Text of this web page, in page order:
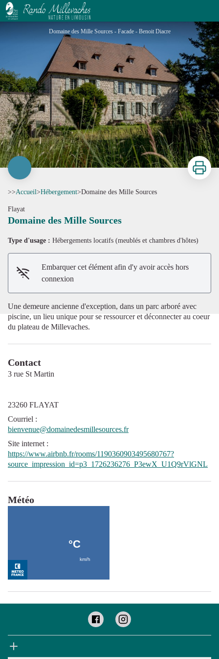
Domaine des Mille Sources
Domaine des Mille Sources - Facade - Benoit Diacre
Voir l'image en plein écran
Imprimer
>>Accueil>Hébergement>Domaine des Mille Sources
Flayat
Domaine des Mille Sources
Type d'usage : Hébergements locatifs (meublés et chambres d'hôtes)
Embarquer cet élément afin d'y avoir accès hors
connexion
Une demeure ancienne d'exception, dans un parc arboré avec
piscine, un lieu unique pour se ressourcer et déconnecter au coeur
du plateau de Millevaches.
Contact
3 rue St Martin
23260 FLAYAT
Courriel :
bienvenue@domainedesmillesources.fr
Site internet :
https://www.airbnb.fr/rooms/1190360903495680767?
source_impression_id=p3_1726236276_P3ewX_U1Q9rVlGNL
Météo